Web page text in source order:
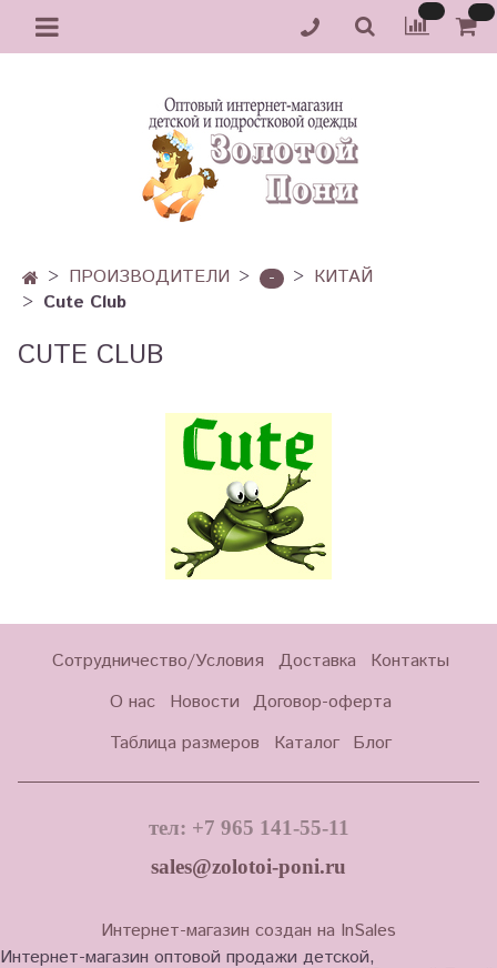
ПРОИЗВОДИТЕЛИ -
КИТАЙ
Cute Club
CUTE CLUB
Сотрудничество/Условия Доставка
Контакты
О нас
Новости Договор-оферта
Таблица размеров
Каталог Блог
тел: +7 965 141-55-11
sales@zolotoi-poni.ru
Интернет-магазин создан на InSales
Интернет-магазин оптовой продажи детской,